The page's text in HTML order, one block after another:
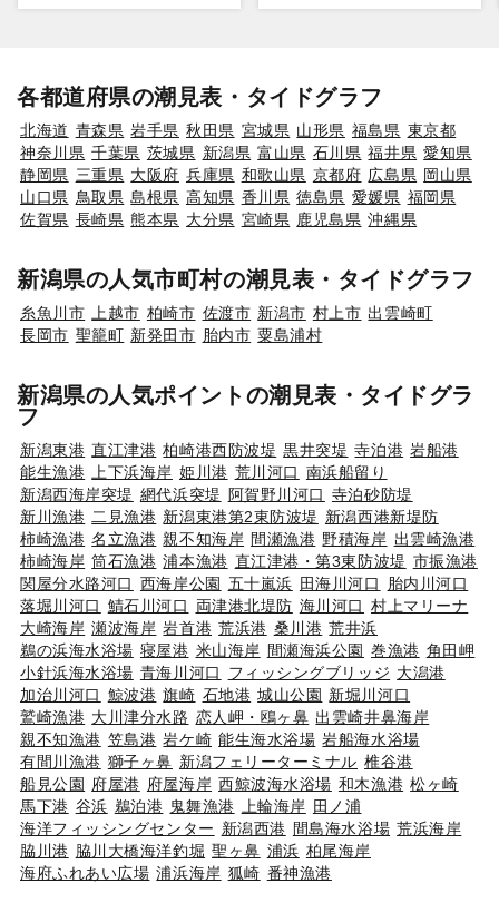
各都道府県の潮見表・タイドグラフ
北海道 青森県 岩手県 秋田県 宮城県 山形県 福島県 東京都
神奈川県 千葉県 茨城県 新潟県 富山県 石川県 福井県 愛知県
静岡県 三重県 大阪府 兵庫県 和歌山県 京都府 広島県 岡山県
山口県 鳥取県 島根県 高知県 香川県 徳島県 愛媛県 福岡県
佐賀県 長崎県 熊本県 大分県 宮崎県 鹿児島県 沖縄県
新潟県の人気市町村の潮見表・タイドグラフ
糸魚川市 上越市 柏崎市 佐渡市 新潟市 村上市 出雲崎町
長岡市 聖籠町 新発田市 胎内市 粟島浦村
新潟県の人気ポイントの潮見表・タイドグラ
フ
新潟東港 直江津港 柏崎港西防波堤 黒井突堤 寺泊港 岩船港
能生漁港
上下浜海岸 姫川港 荒川河口 南浜船留り
新潟西海岸突堤 網代浜突堤 阿賀野川河口 寺泊砂防堤
新川漁港 二見漁港 新潟東港第2東防波堤 新潟西港新堤防
柿崎漁港 名立漁港 親不知海岸 間瀬漁港 野積海岸 出雲崎漁港
柿崎海岸 筒石漁港 浦本漁港 直江津港・第3東防波堤 市振漁港
関屋分水路河口 西海岸公園 五十嵐浜 田海川河口
胎内川河口
落堀川河口 鯖石川河口 両津港北堤防 海川河口 村上マリーナ
大崎海岸 瀬波海岸 岩首港 荒浜港 桑川港 荒井浜
鵜の浜海水浴場 寝屋港 米山海岸 間瀬海浜公園 巻漁港 角田岬
小針浜海水浴場 青海川河口 フィッシングブリッジ 大潟港
加治川河口 鯨波港 旗崎 石地港 城山公園 新堀川河口
鷲崎漁港 大川津分水路 恋人岬・鴎ヶ鼻 出雲崎井鼻海岸
親不知漁港 笠島港 岩ケ崎 能生海水浴場 岩船海水浴場
有間川漁港 獅子ヶ鼻 新潟フェリーターミナル 椎谷港
船見公園 府屋港 府屋海岸 西鯨波海水浴場 和木漁港 松ヶ崎
馬下港 谷浜 鵜泊港 鬼舞漁港 上輪海岸 田ノ浦
海洋フィッシングセンター 新潟西港 間島海水浴場 荒浜海岸
脇川港 脇川大橋海洋釣堀 聖ヶ鼻 浦浜 柏尾海岸
海府ふれあい広場 浦浜海岸 狐崎 番神漁港